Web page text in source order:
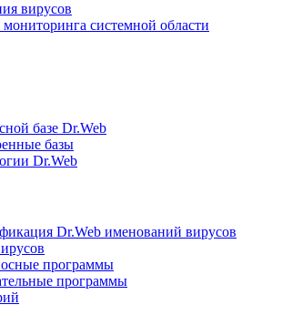
вирусов
системной области
базе Dr.Web
базы
Dr.Web
Dr.Web именований вирусов
программы
программы